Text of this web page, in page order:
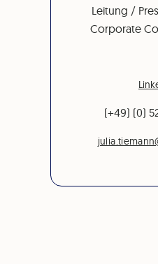
Leitung /
Corporate
(+49) (0)